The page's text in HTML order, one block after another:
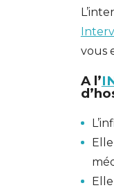
vous
A l’